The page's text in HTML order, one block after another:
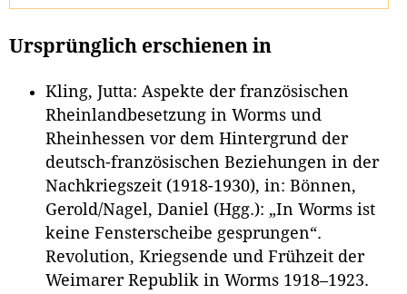
Ursprünglich erschienen in
Kling, Jutta: Aspekte der französischen
Rheinlandbesetzung in Worms und
Rheinhessen vor dem Hintergrund der
deutsch-französischen Beziehungen in der
Nachkriegszeit (1918-1930), in: Bönnen,
Gerold/Nagel, Daniel (Hgg.): „In Worms ist
keine Fensterscheibe gesprungen“.
Revolution, Kriegsende und Frühzeit der
Weimarer Republik in Worms 1918–1923.